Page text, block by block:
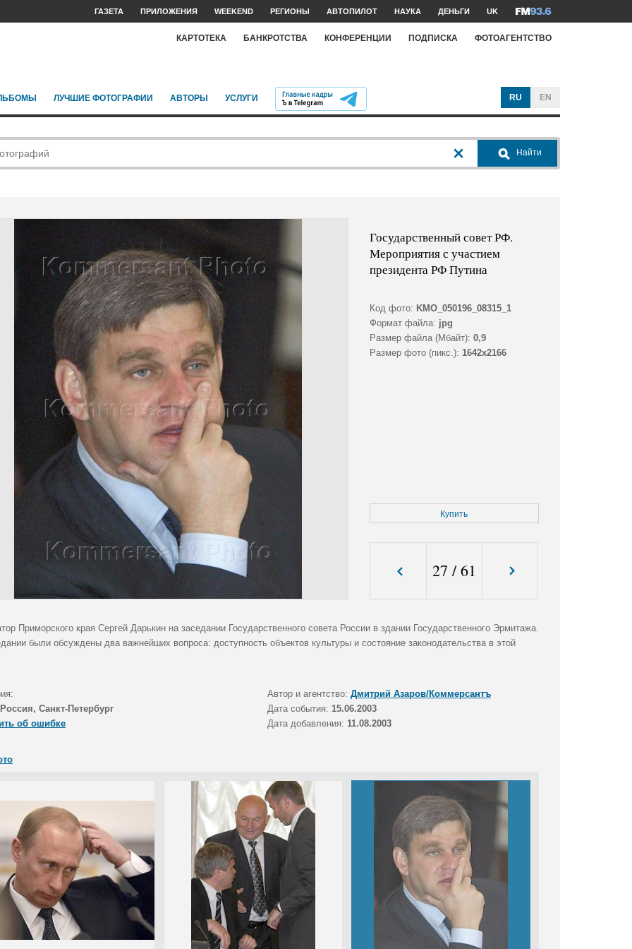
ГАЗЕТА ПРИЛОЖЕНИЯ WEEKEND РЕГИОНЫ АВТОПИЛОТ НАУКА ДЕНЬГИ UK
КАРТОТЕКА БАНКРОТСТВА КОНФЕРЕНЦИИ ПОДПИСКА ФОТОАГЕНТСТВО
ЛУЧШИЕ ФОТОГРАФИИ АВТОРЫ УСЛУГИ RU EN
Найти
Государственный совет РФ.
Мероприятия с участием
президента РФ Путина
Код фото: KMO_050196_08315_1
Формат файла: jpg
Размер файла (Мбайт): 0,9
Размер фото (пикс.): 1642x2166
Купить
27 /61
Приморского края Сергей Дарькин на заседании Государственного совета России в здании Государственного Эрмитажа.
были обсуждены два важнейших вопроса: доступность объектов культуры и состояние законодательства в этой
Автор и агентство: Дмитрий Азаров/Коммерсантъ
Россия, Санкт-Петербург Дата события: 15.06.2003
об ошибке
Дата добавления: 11.08.2003